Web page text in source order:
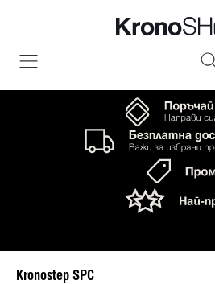
съдържание
Kronostep SPC